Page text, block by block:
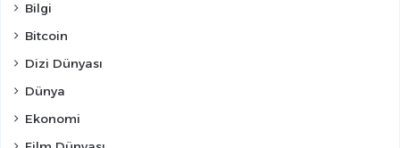
Bilgi
Bitcoin
Dizi Dünyası
Dünya
Ekonomi